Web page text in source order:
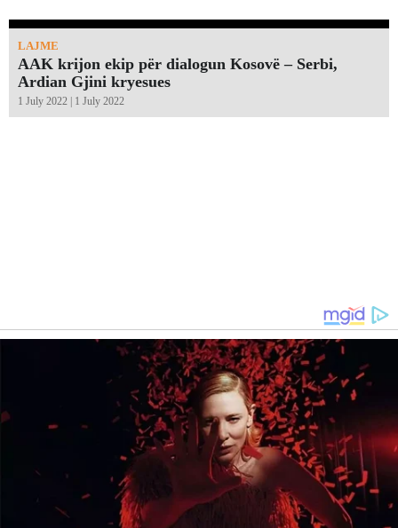
LAJME
AAK krijon ekip për dialogun Kosovë – Serbi,
Ardian Gjini kryesues
1 July 2022 | 1 July 2022